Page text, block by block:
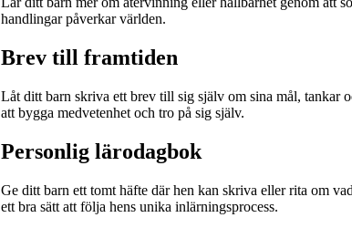
handlingar påverkar världen.
Brev till framtiden
Låt ditt barn skriva ett brev till sig själv om sina mål, tankar
att bygga medvetenhet och tro på sig själv.
Personlig lärodagbok
Ge ditt barn ett tomt häfte där hen kan skriva eller rita om
ett bra sätt att följa hens unika inlärningsprocess.